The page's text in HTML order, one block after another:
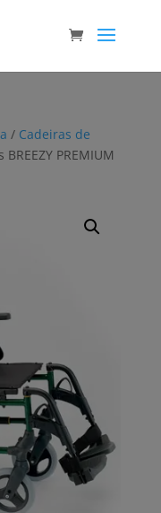
/ Cadeiras de
PREMIUM